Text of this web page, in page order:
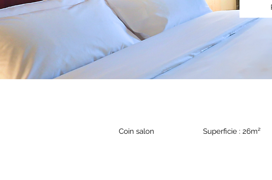
Coin salon Superficie : 26m²